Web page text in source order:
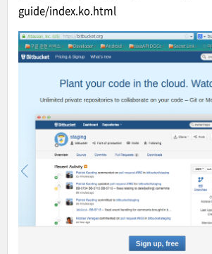
guide/index.ko.html